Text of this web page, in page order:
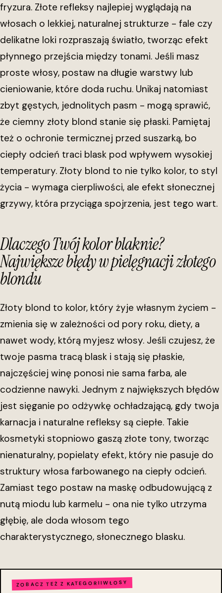
fryzura. Złote refleksy najlepiej wyglądają na
włosach o lekkiej, naturalnej strukturze - fale czy
delikatne loki rozpraszają światło, tworząc efekt
płynnego przejścia między tonami. Jeśli masz
proste włosy, postaw na długie warstwy lub
cieniowanie, które doda ruchu. Unikaj natomiast
zbyt gęstych, jednolitych pasm - mogą sprawić,
że ciemny złoty blond stanie się płaski. Pamiętaj
też o ochronie termicznej przed suszarką, bo
ciepły odcień traci blask pod wpływem wysokiej
temperatury. Złoty blond to nie tylko kolor, to styl
życia - wymaga cierpliwości, ale efekt słonecznej
grzywy, która przyciąga spojrzenia, jest tego wart.
Dlaczego Twój kolor blaknie?
Największe błędy w pielęgnacji złotego
blondu
Złoty blond to kolor, który żyje własnym życiem -
zmienia się w zależności od pory roku, diety, a
nawet wody, którą myjesz włosy. Jeśli czujesz, że
twoje pasma tracą blask i stają się płaskie,
najczęściej winę ponosi nie sama farba, ale
codzienne nawyki. Jednym z największych błędów
jest sięganie po odżywkę ochładzającą, gdy twoja
karnacja i naturalne refleksy są ciepłe. Takie
kosmetyki stopniowo gaszą złote tony, tworząc
nienaturalny, popielaty efekt, który nie pasuje do
struktury włosa farbowanego na ciepły odcień.
Zamiast tego postaw na maskę odbudowującą z
nutą miodu lub karmelu - ona nie tylko utrzyma
głębię, ale doda włosom tego
charakterystycznego, słonecznego blasku.
ZOBACZ TEŻ Z KATEGORIIWŁOSY